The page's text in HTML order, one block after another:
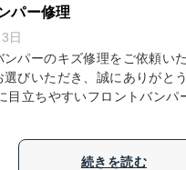
パー修理
日
パーのキズ修理をご依頼い
びいただき、誠にありがと
目立ちやすいフロントバンパ
続きを読む